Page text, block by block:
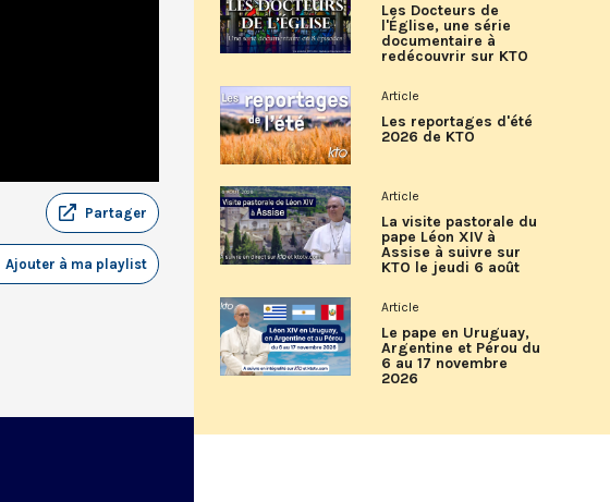
Partager
Ajouter à ma playlist
Les Docteurs de
l'Église, une série
documentaire à
redécouvrir sur KTO
Article
Les reportages d'été
2026 de KTO
Article
La visite pastorale du
pape Léon XIV à
Assise à suivre sur
KTO le jeudi 6 août
Article
Le pape en Uruguay,
Argentine et Pérou du
6 au 17 novembre
2026